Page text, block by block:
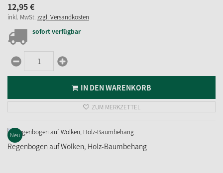
12,95€
inkl. MwSt. zzgl. Versandkosten
sofort verfügbar
IN DEN WARENKORB
ZUM MERKZETTEL
Neu
Regenbogen auf Wolken, Holz-Baumbehang